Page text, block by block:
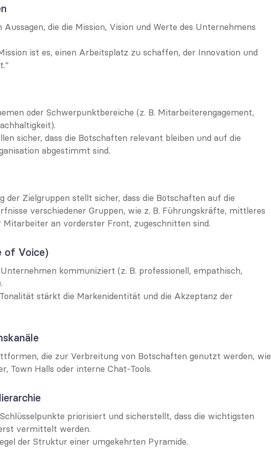
Aussagen, die die Mission, Vision und Werte des Unternehmens
ist es, einen Arbeitsplatz zu schaffen, der Innovation und
oder Schwerpunktbereiche (z. B. Mitarbeiterengagement,
sicher, dass die Botschaften relevant bleiben und auf die
abgestimmt sind.
der Zielgruppen stellt sicher, dass die Botschaften auf die
verschiedener Gruppen, wie z. B. Führungskräfte, mittleres
Mitarbeiter an vorderster Front, zugeschnitten sind.
of Voice)
kommuniziert (z. B. professionell, empathisch,
stärkt die Markenidentität und die Akzeptanz der
die zur Verbreitung von Botschaften genutzt werden, wie
Town Halls oder interne Chat-Tools.
priorisiert und sicherstellt, dass die wichtigsten
vermittelt werden.
der Struktur einer umgekehrten Pyramide.